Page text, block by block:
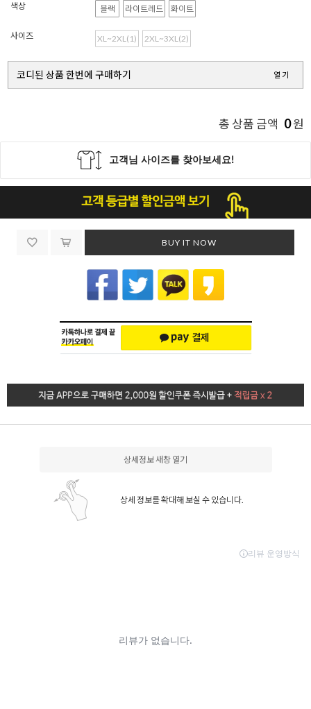
색상 블랙 라이트레드 화이트
사이즈 XL~2XL(1) 2XL~3XL(2)
코디된 상품 한번에 구매하기 열기
총 상품 금액 0원
BUY IT NOW
상세정보 새창 열기
상세 정보를 확대해 보실 수 있습니다.